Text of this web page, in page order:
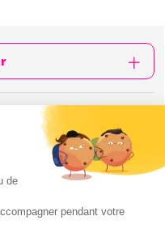
3 bouteilles pour